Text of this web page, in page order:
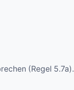
(Regel 5.7a).